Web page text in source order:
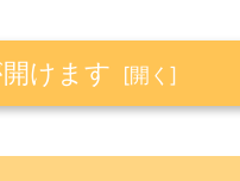
けます